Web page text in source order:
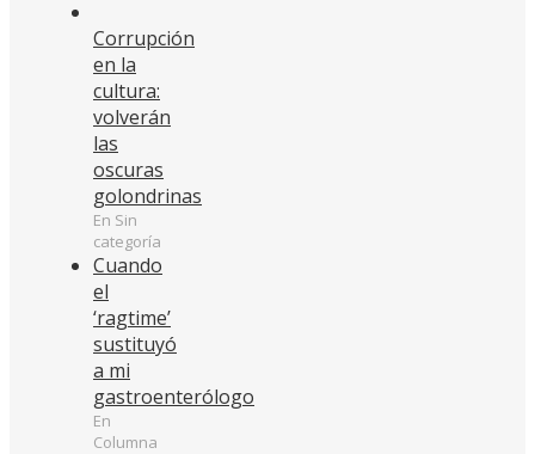
Corrupción
en la
cultura:
volverán
las
oscuras
golondrinas
En Sin
categoría
Cuando
el
‘ragtime’
sustituyó
a mi
gastroenterólogo
En
Columna